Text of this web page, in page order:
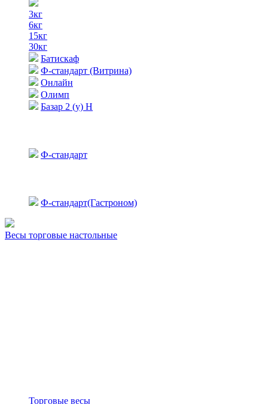
3кг
6кг
15кг
30кг
Батискаф
Ф-стандарт (Витрина)
Онлайн
Олимп
Базар 2 (у) Н
Ф-стандарт
Ф-стандарт(Гастроном)
Весы торговые настольные
Торговые весы